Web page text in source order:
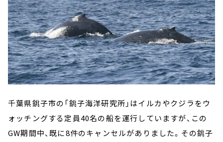
千葉県銚子市の「銚子海洋研究所」はイルカやクジラをウ
ォッチングする定員40名の船を運行していますが、この
GW期間中、既に8件のキャンセルがありました。その銚子